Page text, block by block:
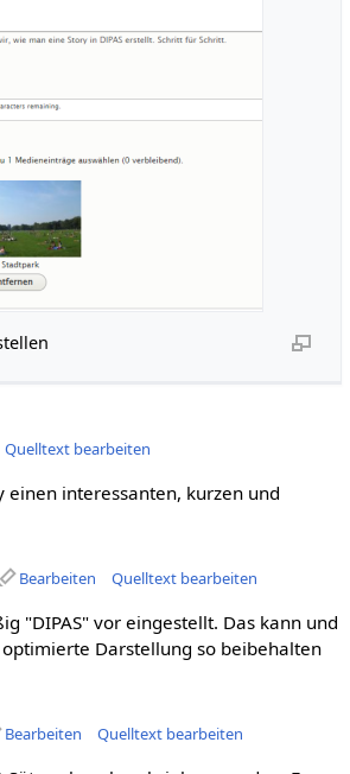
Quelltext bearbeiten
einen interessanten, kurzen und
Bearbeiten Quelltext bearbeiten
"DIPAS" vor eingestellt. Das kann und
optimierte Darstellung so beibehalten
Bearbeiten Quelltext bearbeiten